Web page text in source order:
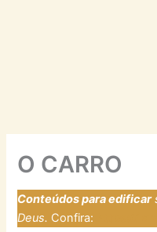
O CARRO
Conteúdos para edificar
Deus. Confira: